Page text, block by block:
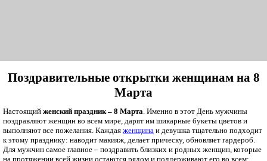
Поздравительные открытки женщинам на 8
Марта
Настоящий женский праздник – 8 Марта. Именно в этот День мужчины
поздравляют женщин во всем мире, дарят им шикарные букеты цветов и
выполняют все пожелания. Каждая женщина и девушка тщательно подходит
к этому празднику: наводит макияж, делает прическу, обновляет гардероб.
Для мужчин самое главное – поздравить близких и родных женщин, которые
на протяжении всей жизни остаются рядом и поддерживают его во всем: